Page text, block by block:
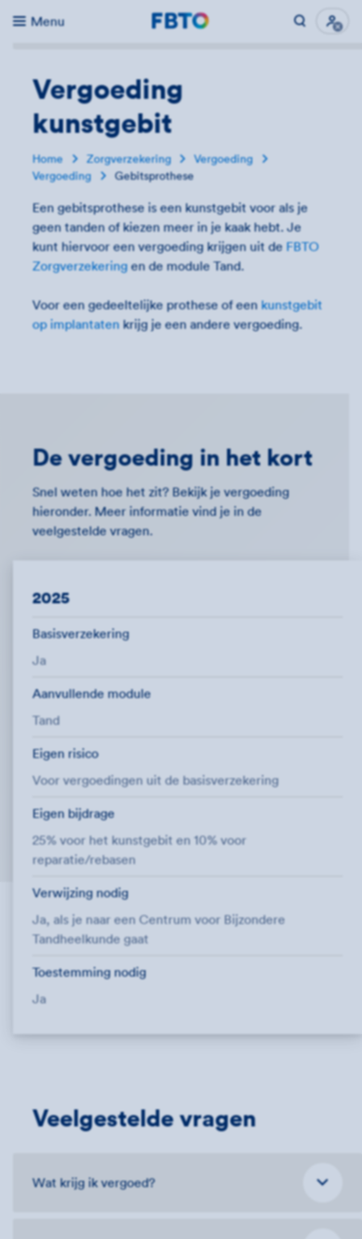
Menu
Direct naar...
Vergoeding
kunstgebit
Home Zorgverzekering
Vergoeding
Vergoeding
Gebitsprothese
Een gebitsprothese is een kunstgebit voor als je
geen tanden of kiezen meer in je kaak hebt. Je
kunt hiervoor een vergoeding krijgen uit deFBTO
Zorgverzekeringen de module Tand.
Voor een gedeeltelijke prothese of eenkunstgebit
op implantaten krijg je een andere vergoeding.
De vergoeding in het kort
Snel weten hoe het zit? Bekijk je vergoeding
hieronder. Meer informatie vind je in de
veelgestelde vragen.
2025
Basisverzekering
Ja
Aanvullende module
Tand
Eigen risico
Voor vergoedingen uit de basisverzekering
Eigen bijdrage
25% voor het kunstgebit en 10% voor
reparatie/rebasen
Verwijzing nodig
Ja, als je naar een Centrum voor Bijzondere
Tandheelkunde gaat
Toestemming nodig
Ja
Veelgestelde vragen
Wat krijg ik vergoed?